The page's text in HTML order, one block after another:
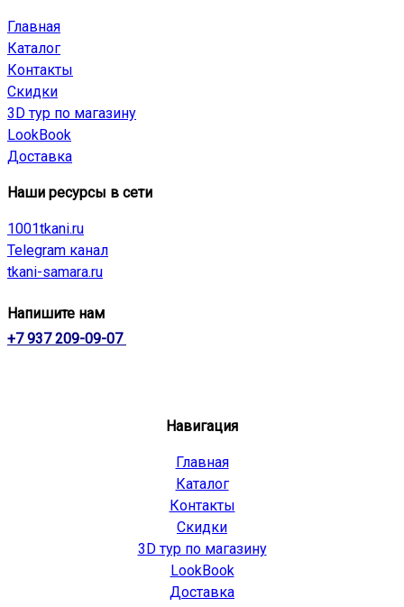
Главная
Каталог
Контакты
Скидки
3D тур по магазину
LookBook
Доставка
Наши ресурсы в сети
1001tkani.ru
Telegram канал
tkani-samara.ru
Напишите нам
+7 937 209-09-07
Навигация
Главная
Каталог
Контакты
Скидки
3D тур по магазину
LookBook
Доставка